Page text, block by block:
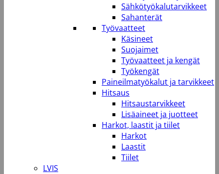
Sähkötyökalutarvikkeet
Sahanterät
Työvaatteet
Käsineet
Suojaimet
Työvaatteet ja kengät
Työkengät
Paineilmatyökalut ja tarvikkeet
Hitsaus
Hitsaustarvikkeet
Lisäaineet ja juotteet
Harkot, laastit ja tiilet
Harkot
Laastit
Tiilet
LVIS